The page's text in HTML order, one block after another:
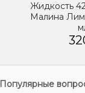
Жидкость
Малина
Популярные